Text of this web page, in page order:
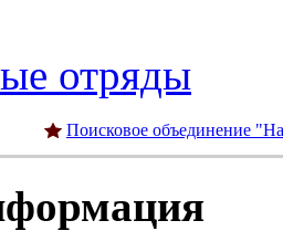
отряды
Поисковое объединение